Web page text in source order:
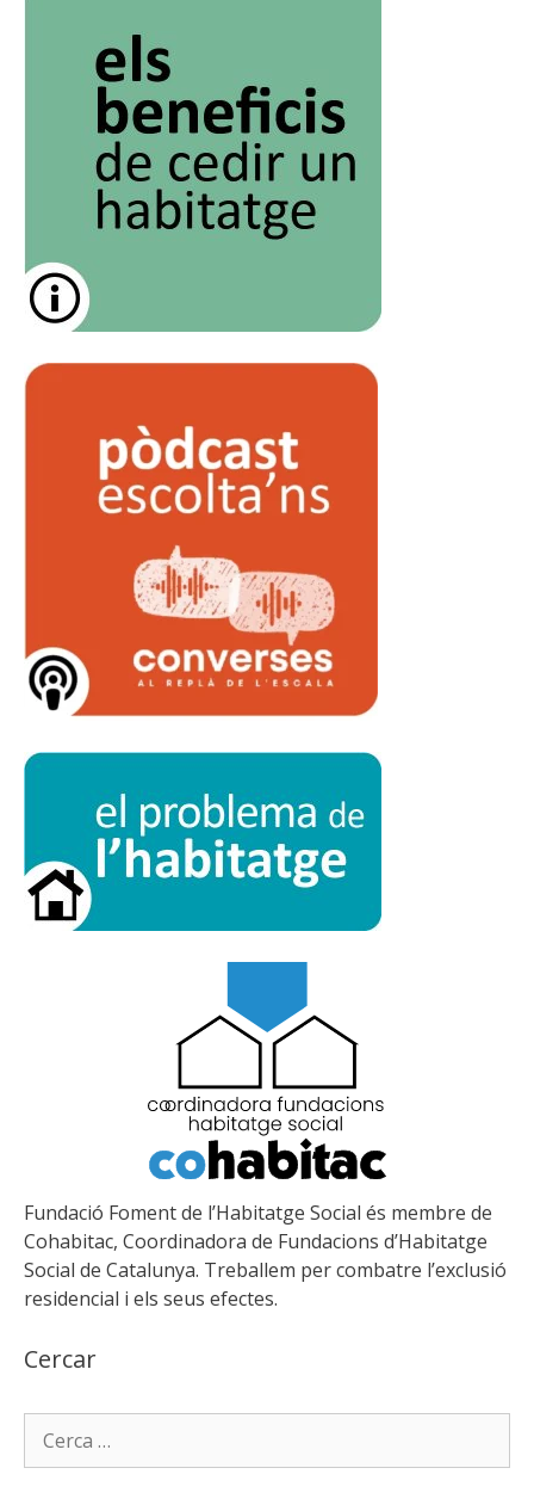
Fundació Foment de l’Habitatge Social és membre de
Cohabitac, Coordinadora de Fundacions d’Habitatge
Social de Catalunya. Treballem per combatre l’exclusió
residencial i els seus efectes.
Cercar